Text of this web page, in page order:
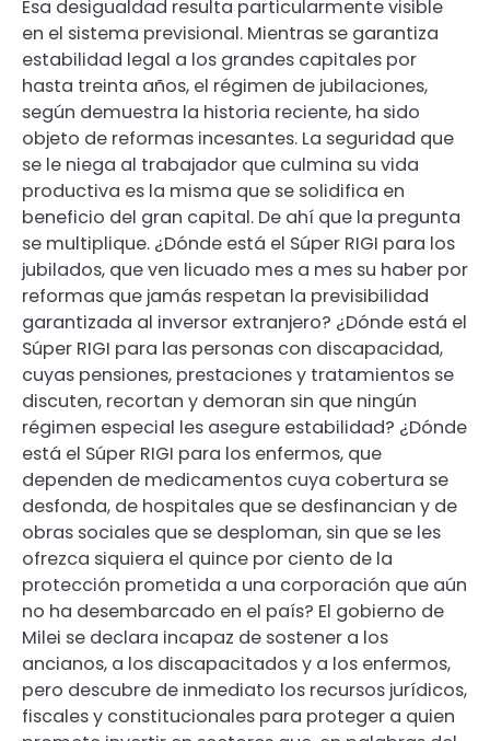
Esa desigualdad resulta particularmente visible
en el sistema previsional. Mientras se garantiza
estabilidad legal a los grandes capitales por
hasta treinta años, el régimen de jubilaciones,
según demuestra la historia reciente, ha sido
objeto de reformas incesantes. La seguridad que
se le niega al trabajador que culmina su vida
productiva es la misma que se solidifica en
beneficio del gran capital. De ahí que la pregunta
se multiplique. ¿Dónde está el Súper RIGI para los
jubilados, que ven licuado mes a mes su haber por
reformas que jamás respetan la previsibilidad
garantizada al inversor extranjero? ¿Dónde está el
Súper RIGI para las personas con discapacidad,
cuyas pensiones, prestaciones y tratamientos se
discuten, recortan y demoran sin que ningún
régimen especial les asegure estabilidad? ¿Dónde
está el Súper RIGI para los enfermos, que
dependen de medicamentos cuya cobertura se
desfonda, de hospitales que se desfinancian y de
obras sociales que se desploman, sin que se les
ofrezca siquiera el quince por ciento de la
protección prometida a una corporación que aún
no ha desembarcado en el país? El gobierno de
Milei se declara incapaz de sostener a los
ancianos, a los discapacitados y a los enfermos,
pero descubre de inmediato los recursos jurídicos,
fiscales y constitucionales para proteger a quien